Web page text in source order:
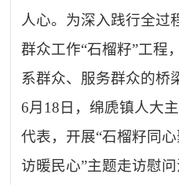
人心。为深入践行全过
群众工作“石榴籽”工程
系群众、服务群众的桥
6月18日，绵虒镇人大
代表，开展“石榴籽同
访暖民心”主题走访慰